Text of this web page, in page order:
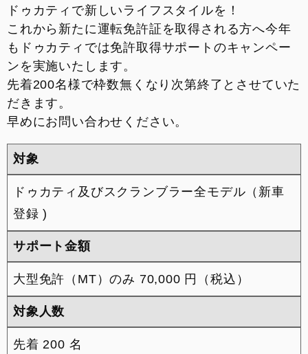
ドゥカティで新しいライフスタイルを！
これから新たに運転免許証を取得される方へ今年
もドゥカティでは免許取得サポートのキャンペー
ンを実施いたします。
先着200名様で枠数無くなり次第終了とさせていた
だきます。
早めにお問い合わせください。
対象
ドゥカティ及びスクランブラー全モデル（新車
登録 )
サポート金額
大型免許（MT）のみ 70,000 円（税込）
対象人数
先着 200 名